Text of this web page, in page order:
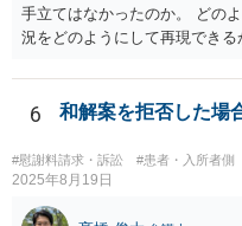
手立てはなかったのか。 どの
況をどのようにして再現でき
6 和解案を拒否した場
#慰謝料請求・訴訟 #患者・入所者側
2025年8月19日